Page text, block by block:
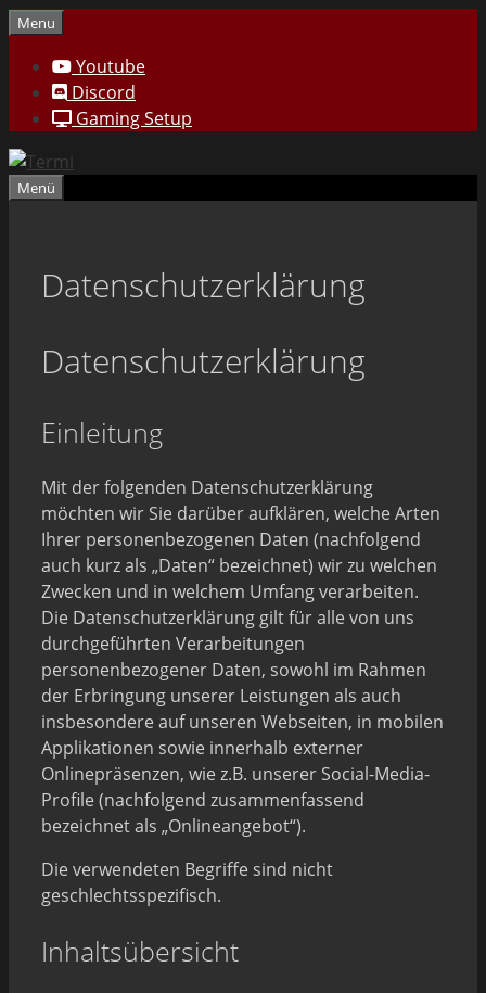
Zum
springen
Menu
Youtube
Discord
Gaming Setup
Menü
Datenschutzerklärung
Datenschutzerklärung
Einleitung
Mit der folgenden Datenschutzerklärung
möchten wir Sie darüber aufklären, welche Arten
Ihrer personenbezogenen Daten (nachfolgend
auch kurz als „Daten“ bezeichnet) wir zu welchen
Zwecken und in welchem Umfang verarbeiten.
Die Datenschutzerklärung gilt für alle von uns
durchgeführten Verarbeitungen
personenbezogener Daten, sowohl im Rahmen
der Erbringung unserer Leistungen als auch
insbesondere auf unseren Webseiten, in mobilen
Applikationen sowie innerhalb externer
Onlinepräsenzen, wie z.B. unserer Social-Media-
Profile (nachfolgend zusammenfassend
bezeichnet als „Onlineangebot“).
Die verwendeten Begriffe sind nicht
geschlechtsspezifisch.
Inhaltsübersicht